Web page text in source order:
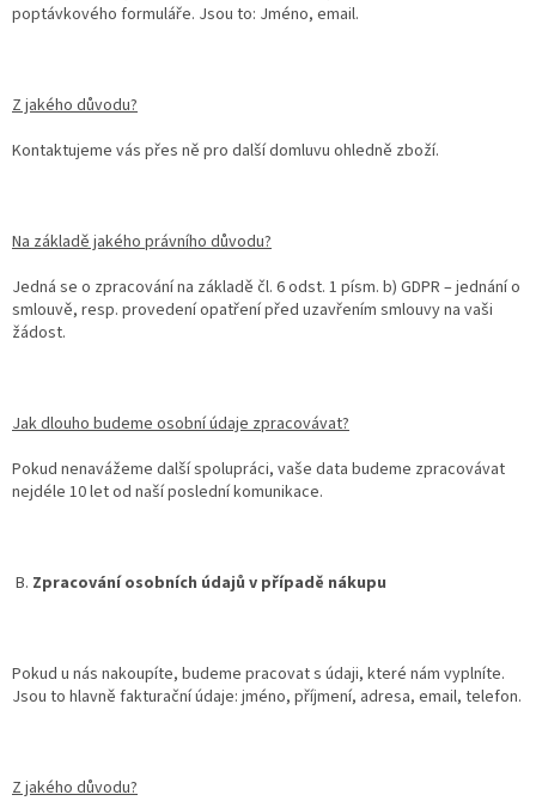
poptávkového formuláře. Jsou to: Jméno, email.
Z jakého důvodu?
Kontaktujeme vás přes ně pro další domluvu ohledně zboží.
Na základě jakého právního důvodu?
Jedná se o zpracování na základě čl. 6 odst. 1 písm. b) GDPR – jednání o
smlouvě, resp. provedení opatření před uzavřením smlouvy na vaši
žádost.
Jak dlouho budeme osobní údaje zpracovávat?
Pokud nenavážeme další spolupráci, vaše data budeme zpracovávat
nejdéle 10 let od naší poslední komunikace.
B. Zpracování osobních údajů v případě nákupu
Pokud u nás nakoupíte, budeme pracovat s údaji, které nám vyplníte.
Jsou to hlavně fakturační údaje: jméno, příjmení, adresa, email, telefon.
Z jakého důvodu?